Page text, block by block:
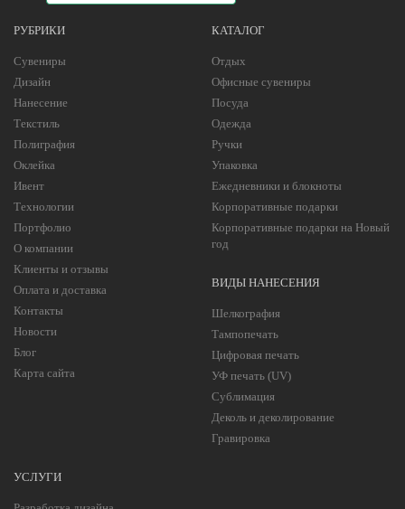
РУБРИКИ
Сувениры
Дизайн
Нанесение
Текстиль
Полиграфия
Оклейка
Ивент
Технологии
Портфолио
О компании
Клиенты и отзывы
Оплата и доставка
Контакты
Новости
Блог
Карта сайта
КАТАЛОГ
Отдых
Офисные сувениры
Посуда
Одежда
Ручки
Упаковка
Ежедневники и блокноты
Корпоративные подарки
Корпоративные подарки на Новый
год
ВИДЫ НАНЕСЕНИЯ
Шелкография
Тампопечать
Цифровая печать
УФ печать (UV)
Сублимация
Деколь и деколирование
Гравировка
УСЛУГИ